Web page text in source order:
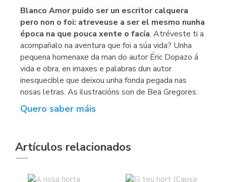
Blanco Amor puido ser un escritor calquera
pero non o foi: atreveuse a ser el mesmo nunha
época na que pouca xente o facía. Atréveste ti a
acompañalo na aventura que foi a súa vida? Unha
pequena homenaxe da man do autor Éric Dopazo á
vida e obra, en imaxes e palabras dun autor
inesquecible que deixou unha fonda pegada nas
nosas letras. As ilustracións son de Bea Gregores.
Quero saber máis
Artículos relacionados